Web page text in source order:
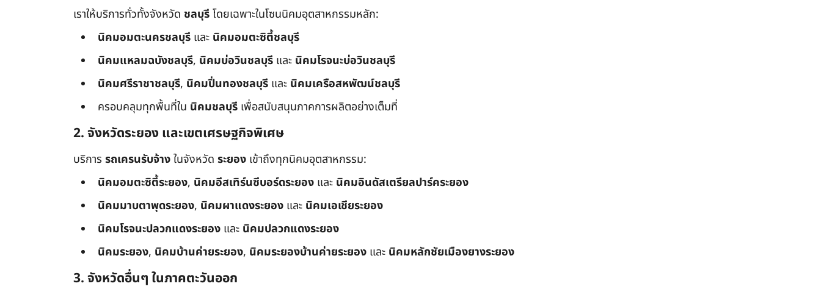
เราให้บริการทั่วทั้งจังหวัด ชลบุรีโดยเฉพาะในโซนนิคมอุตสาหกรรมหลัก:
นิคมอมตะนครชลบุรี และ นิคมอมตะซิตี้ชลบุรี
นิคมแหลมฉบังชลบุรี, นิคมบ่อวินชลบุรี และ นิคมโรจนะบ่อวินชลบุรี
นิคมศรีราชาชลบุรี, นิคมปิ่นทองชลบุรี และ นิคมเครือสหพัฒน์ชลบุรี
ครอบคลุมทุกพื้นที่ใน นิคมชลบุรี เพื่อสนับสนุนภาคการผลิตอย่างเต็มที่
2. จังหวัดระยอง และเขตเศรษฐกิจพิเศษ
บริการ รถเครนรับจ้างในจังหวัด ระยอง เข้าถึงทุกนิคมอุตสาหกรรม:
นิคมอมตะซิตี้ระยอง, นิคมอีสเทิร์นซีบอร์ดระยอง และ นิคมอินดัสเตรียลปาร์คระยอง
นิคมมาบตาพุดระยอง, นิคมผาแดงระยอง และ นิคมเอเชียระยอง
นิคมโรจนะปลวกแดงระยอง และ นิคมปลวกแดงระยอง
นิคมระยอง, นิคมบ้านค่ายระยอง, นิคมระยองบ้านค่ายระยอง และ นิคมหลักชัยเมืองยางระยอง
3. จังหวัดอื่นๆ ในภาคตะวันออก